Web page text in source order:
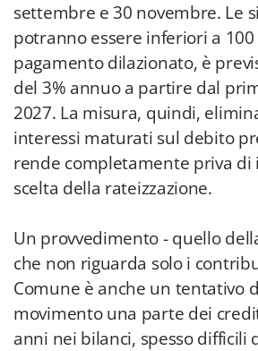
settembre e 30 novembre. Le
potranno essere inferiori a 100
pagamento dilazionato, è
del 3% annuo a partire dal
2027. La misura, quindi,
interessi maturati sul debito
rende completamente priva di
scelta della rateizzazione.
Un provvedimento - quello
che non riguarda solo i
Comune è anche un tentativo
movimento una parte dei
anni nei bilanci, spesso difficili